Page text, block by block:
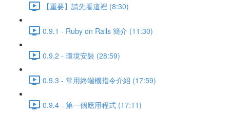
【重要】請先看這裡 (8:30)
0.9.1 - Ruby on Rails 簡介 (11:30)
0.9.2 - 環境安裝 (28:59)
0.9.3 - 常用終端機指令介紹 (17:59)
0.9.4 - 第一個應用程式 (17:11)